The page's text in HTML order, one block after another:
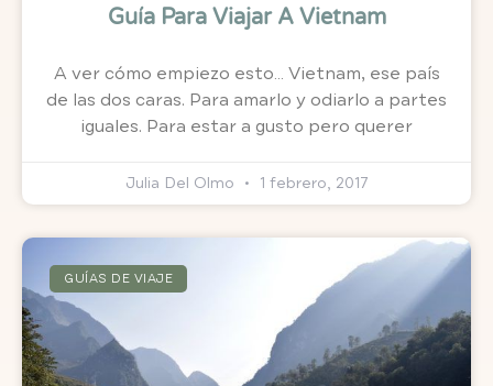
Guía Para Viajar A Vietnam
A ver cómo empiezo esto… Vietnam, ese país
de las dos caras. Para amarlo y odiarlo a partes
iguales. Para estar a gusto pero querer
Julia Del Olmo 1 febrero, 2017
GUÍAS DE VIAJE